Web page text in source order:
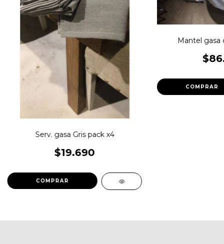
Serv. gasa Gris pack x4
$19.690
Mantel gasa